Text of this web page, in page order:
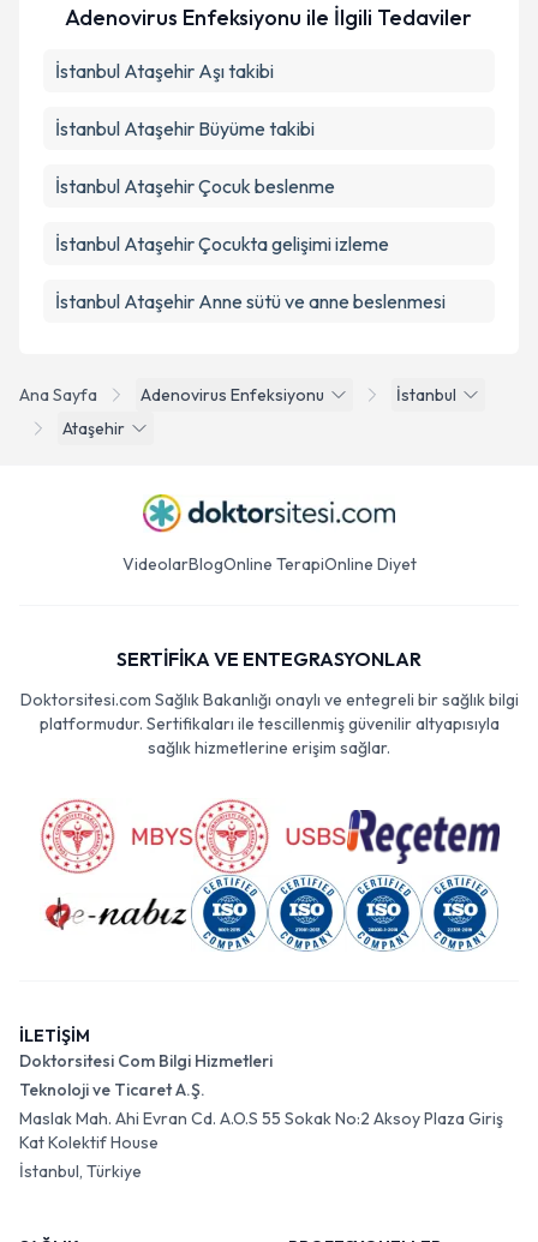
Ana Sayfa Adenovirus Enfeksiyonu
İstanbul
Ataşehir
Adenovirus Enfeksiyonu ile İlgili Tedaviler
İstanbul Ataşehir Aşı takibi
İstanbul Ataşehir Büyüme takibi
İstanbul Ataşehir Çocuk beslenme
İstanbul Ataşehir Çocukta gelişimi izleme
İstanbul Ataşehir Anne sütü ve anne beslenmesi
VideolarBlogOnline TerapiOnline Diyet
SERTİFİKA VE ENTEGRASYONLAR
Doktorsitesi.com Sağlık Bakanlığı onaylı ve entegreli bir sağlık bilgi
platformudur. Sertifikaları ile tescillenmiş güvenilir altyapısıyla
sağlık hizmetlerine erişim sağlar.
İLETİŞİM
Doktorsitesi Com Bilgi Hizmetleri
Teknoloji ve Ticaret A.Ş.
Maslak Mah. Ahi Evran Cd. A.O.S 55 Sokak No:2 Aksoy Plaza Giriş
Kat Kolektif House
İstanbul, Türkiye